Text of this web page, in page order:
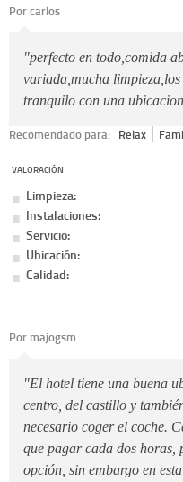
Por carlos
"perfecto en todo,comida
variada,mucha
tranquilo con una
Recomendado para: Relax
VALORACIÓN
Limpieza:
Instalaciones:
Servicio:
Ubicación:
Calidad:
Por majogsm
"El hotel tiene una buena
centro, del castillo y
necesario coger el coche.
que pagar cada dos horas,
opción, sin embargo en